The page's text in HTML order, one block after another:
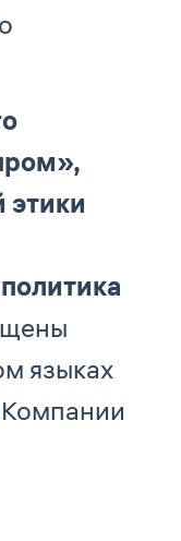
этики
языках
Компании